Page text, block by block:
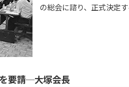
の総会に諮り、正式決定す
要請─大塚会長